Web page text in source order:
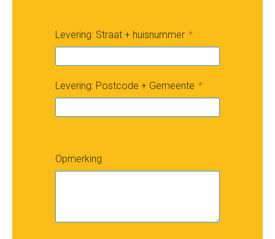
Levering: Straat + huisnummer
Levering: Postcode + Gemeente
Opmerking